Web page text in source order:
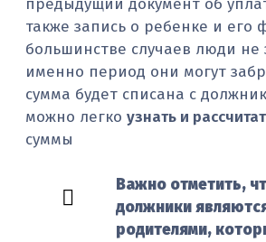
предыдущий документ об
также запись о ребенке и его
большинстве случаев люди не
именно период они могут
сумма будет списана с
можно легко узнать и
суммы
Важно отметить,
должники
родителями,